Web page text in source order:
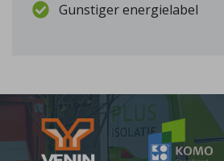
Gunstiger energielabel